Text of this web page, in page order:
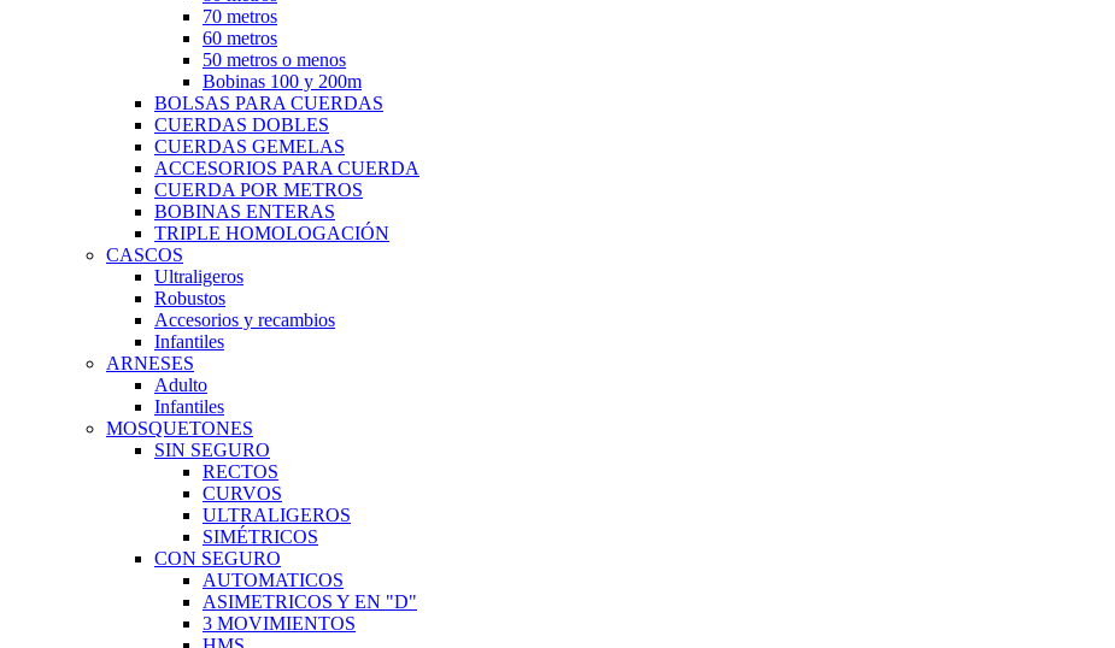
70 metros
60 metros
50 metros o menos
Bobinas 100 y 200m
BOLSAS PARA CUERDAS
CUERDAS DOBLES
CUERDAS GEMELAS
ACCESORIOS PARA CUERDA
CUERDA POR METROS
BOBINAS ENTERAS
TRIPLE HOMOLOGACIÓN
CASCOS
Ultraligeros
Robustos
Accesorios y recambios
Infantiles
ARNESES
Adulto
Infantiles
MOSQUETONES
SIN SEGURO
RECTOS
CURVOS
ULTRALIGEROS
SIMÉTRICOS
CON SEGURO
AUTOMATICOS
ASIMETRICOS Y EN "D"
3 MOVIMIENTOS